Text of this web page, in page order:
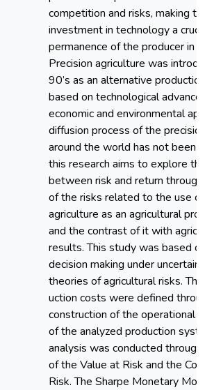
competition and risks, making
investment in technology a
permanence of the producer in
Precision agriculture was
90’s as an alternative
based on technological
economic and environmental
diffusion process of the
around the world has not been
this research aims to explore
between risk and return
of the risks related to the use
agriculture as an agricultural
and the contrast of it with
results. This study was based
decision making under
theories of agricultural risks.
uction costs were defined
construction of the operational
of the analyzed production
analysis was conducted
of the Value at Risk and the
Risk. The Sharpe Monetary